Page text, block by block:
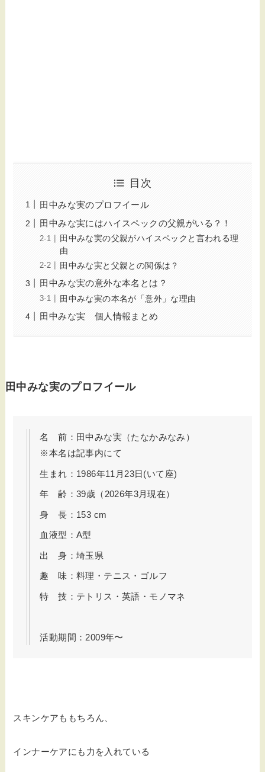
目次
田中みな実のプロフイール
田中みな実にはハイスペックの父親がいる？！
田中みな実の父親がハイスペックと言われる理
由
田中みな実と父親との関係は？
田中みな実の意外な本名とは？
田中みな実の本名が「意外」な理由
田中みな実 個人情報まとめ
田中みな実のプロフイール
名 前：田中みな実（たなかみなみ）
※本名は記事内にて
生まれ：1986年11月23日(いて座)
年 齢：39歳（2026年3月現在）
身 長：153 cm
血液型：A型
出 身：埼玉県
趣 味：料理・テニス・ゴルフ
特 技：テトリス・英語・モノマネ
活動期間：2009年〜
スキンケアももちろん、
インナーケアにも力を入れている